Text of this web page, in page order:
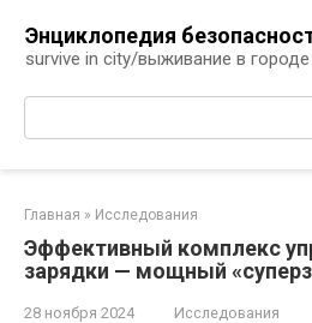
контенту
Энциклопедия
survive in city/выживание в городе
Поиск:
Главная » Исследования
Эффективный комплекс
зарядки — мощный
28 ноября 2024 Исследования